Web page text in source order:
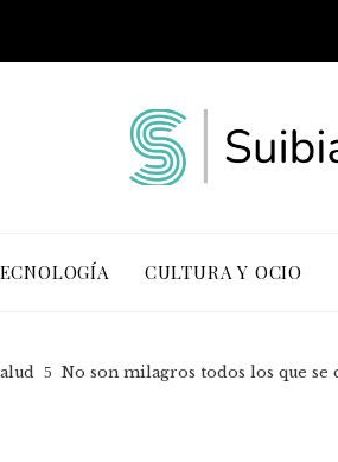
CULTURA Y OCIO
No son milagros todos los que